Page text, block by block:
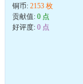
铜币: 2153 枚
贡献值: 0 点
好评度: 0 点